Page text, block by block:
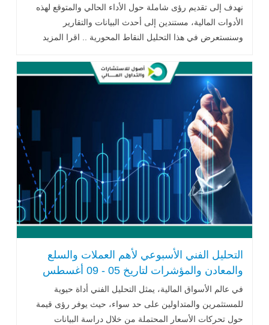
نهدف إلى تقديم رؤى شاملة حول الأداء الحالي والمتوقع لهذه
الأدوات المالية، مستندين إلى أحدث البيانات والتقارير
وسنستعرض في هذا التحليل النقاط المحورية .. اقرا المزيد
التحليل الفني الأسبوعي لأهم العملات والسلع
والمعادن والمؤشرات لتاريخ 05 - 09 أغسطس
في عالم الأسواق المالية، يمثل التحليل الفني أداة حيوية
للمستثمرين والمتداولين على حد سواء، حيث يوفر رؤى قيمة
حول تحركات الأسعار المحتملة من خلال دراسة البيانات